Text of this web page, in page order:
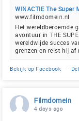
WINACTIE The
www.filmdomein.nl
Het wereldberoemde
avontuur in THE
wereldwijde succes
grenzen en reist hij af
Bekijk op Facebook ·
Filmdomein
4 days ago